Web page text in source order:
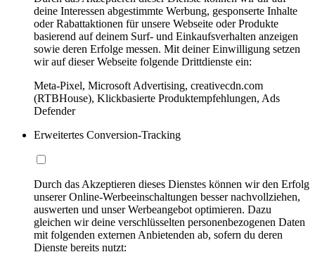
deine Interessen abgestimmte Werbung, gesponserte Inhalte
oder Rabattaktionen für unsere Webseite oder Produkte
basierend auf deinem Surf- und Einkaufsverhalten anzeigen
sowie deren Erfolge messen. Mit deiner Einwilligung setzen
wir auf dieser Webseite folgende Drittdienste ein:
Meta-Pixel, Microsoft Advertising, creativecdn.com
(RTBHouse), Klickbasierte Produktempfehlungen, Ads
Defender
Erweitertes Conversion-Tracking
Durch das Akzeptieren dieses Dienstes können wir den Erfolg
unserer Online-Werbeeinschaltungen besser nachvollziehen,
auswerten und unser Werbeangebot optimieren. Dazu
gleichen wir deine verschlüsselten personenbezogenen Daten
mit folgenden externen Anbietenden ab, sofern du deren
Dienste bereits nutzt: